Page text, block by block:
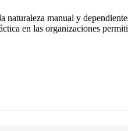
manual y
en las organizaciones